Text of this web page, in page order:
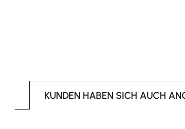
KUNDEN HABEN SICH AUCH